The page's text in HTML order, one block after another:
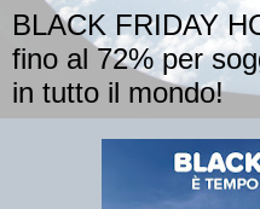
BLACK FRIDAY
fino al 72% per
in tutto il mondo!